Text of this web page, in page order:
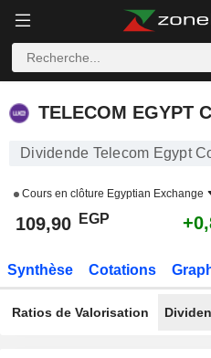
TELECOM EGYPT
TELECOM EGYPT
Dividende Telecom Egypt
Cours en clôture Egyptian Exchange
109,90 EGP
Synthèse Cotations
Ratios de Valorisation